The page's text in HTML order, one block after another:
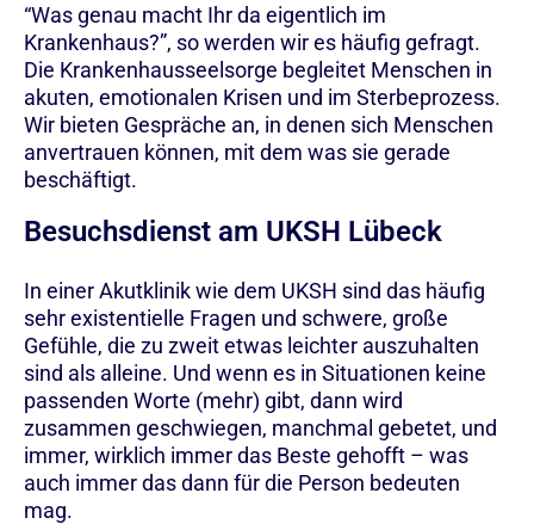
“Was genau macht Ihr da eigentlich im
Krankenhaus?”, so werden wir es häufig gefragt.
Die Krankenhausseelsorge begleitet Menschen in
akuten, emotionalen Krisen und im Sterbeprozess.
Wir bieten Gespräche an, in denen sich Menschen
anvertrauen können, mit dem was sie gerade
beschäftigt.
Besuchsdienst am UKSH Lübeck
In einer Akutklinik wie dem UKSH sind das häufig
sehr existentielle Fragen und schwere, große
Gefühle, die zu zweit etwas leichter auszuhalten
sind als alleine. Und wenn es in Situationen keine
passenden Worte (mehr) gibt, dann wird
zusammen geschwiegen, manchmal gebetet, und
immer, wirklich immer das Beste gehofft – was
auch immer das dann für die Person bedeuten
mag.